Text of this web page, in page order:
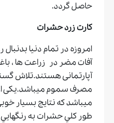
حاصل گردد.
کارت زرد حشرات
امروزه در تمام دنیا
آفات مضر در زراعت ها ،
آپارتمانی هستند.تلاش
مصرف سموم میباشد.یکی از
میباشد که نتایج بسیار
طور كلي حشرات به